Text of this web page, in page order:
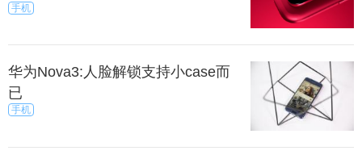
手机
华为Nova3:人脸解锁支持小case而
已
手机